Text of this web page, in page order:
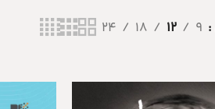
9
12
18
24